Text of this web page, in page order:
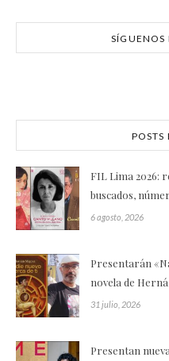
SÍGUENOS
POSTS
FIL Lima 2026:
buscados,
6 agosto, 2026
Presentarán
novela de
31 julio, 2026
Presentan